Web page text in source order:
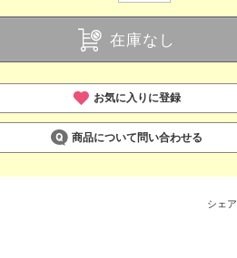
在庫なし
お気に入りに登録
商品について問い合わせる
シェア